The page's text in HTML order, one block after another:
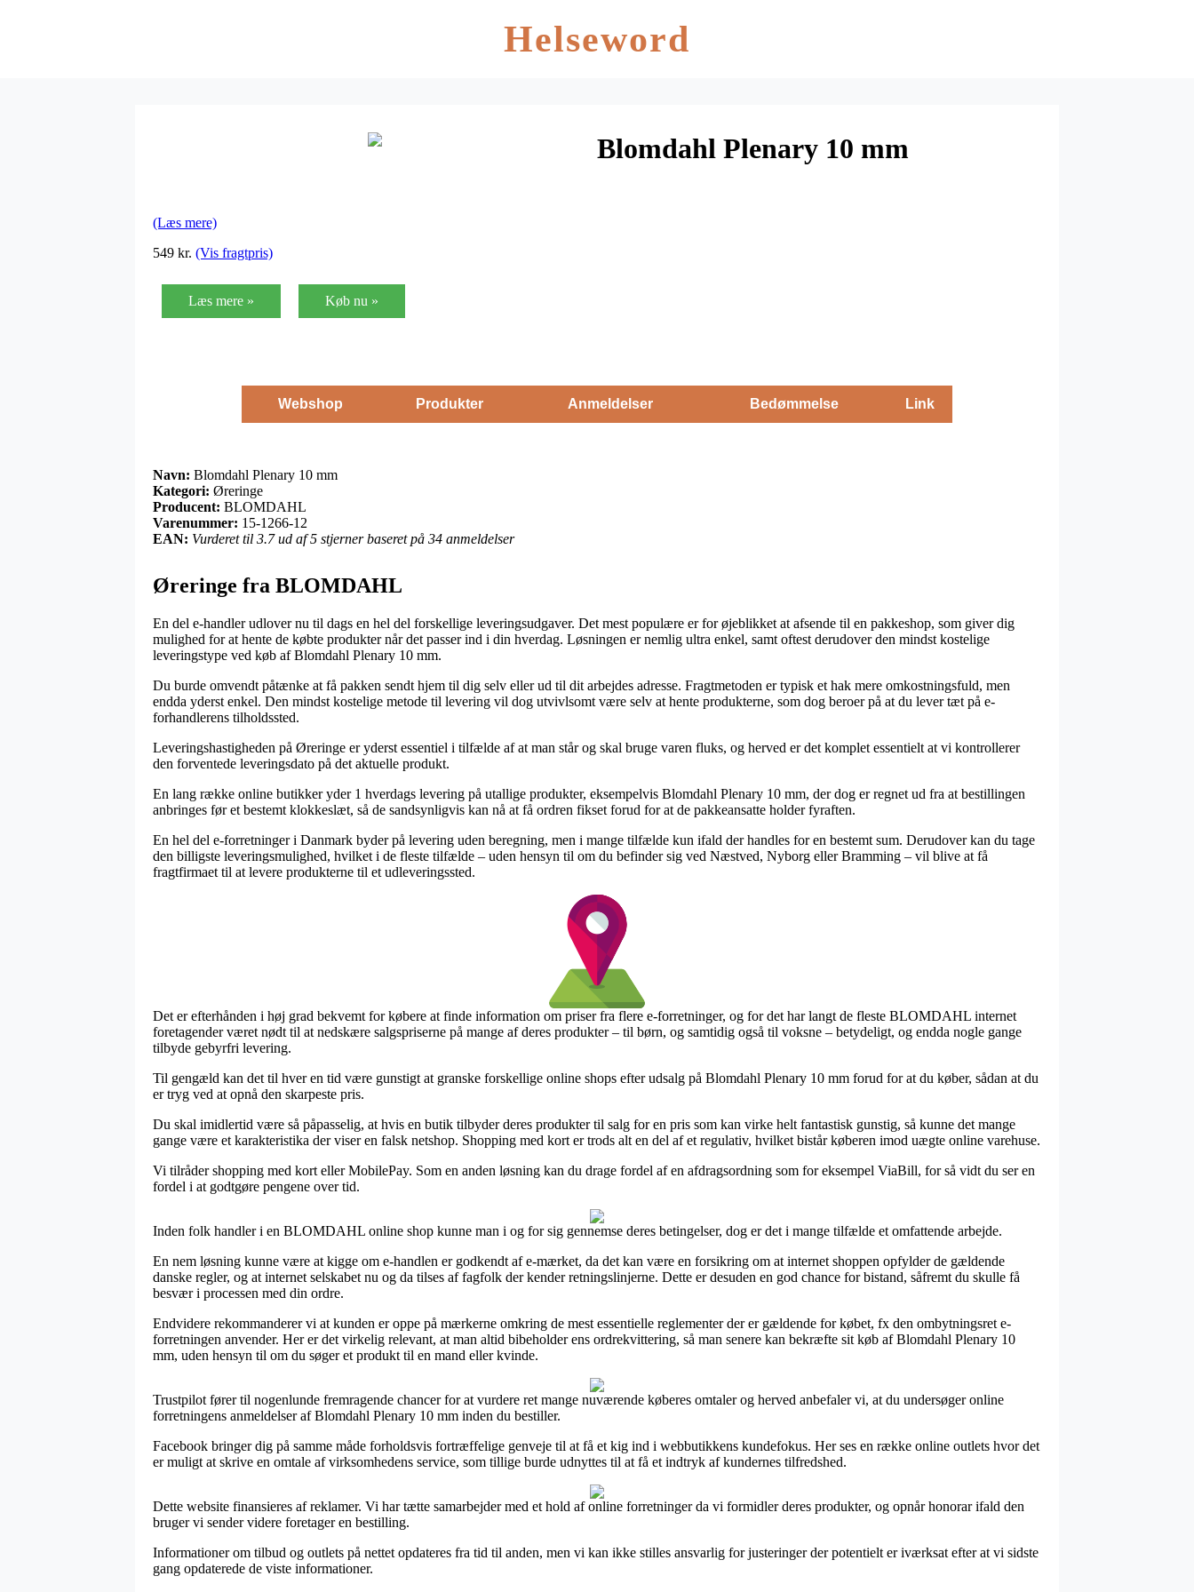
Helseword
Blomdahl Plenary 10 mm
(Læs mere)
549 kr. (Vis fragtpris)
Læs mere » Køb nu »
Webshop Produkter Anmeldelser Bedømmelse Link
Navn: Blomdahl Plenary 10 mm
Kategori: Øreringe
Producent: BLOMDAHL
Varenummer: 15-1266-12
EAN: Vurderet til 3.7 ud af 5 stjerner baseret på 34 anmeldelser
Øreringe fra BLOMDAHL
En del e-handler udlover nu til dags en hel del forskellige leveringsudgaver. Det mest populære er for øjeblikket at afsende til en pakkeshop, som giver dig
mulighed for at hente de købte produkter når det passer ind i din hverdag. Løsningen er nemlig ultra enkel, samt oftest derudover den mindst kostelige
leveringstype ved køb af Blomdahl Plenary 10 mm.
Du burde omvendt påtænke at få pakken sendt hjem til dig selv eller ud til dit arbejdes adresse. Fragtmetoden er typisk et hak mere omkostningsfuld, men
endda yderst enkel. Den mindst kostelige metode til levering vil dog utvivlsomt være selv at hente produkterne, som dog beroer på at du lever tæt på e-
forhandlerens tilholdssted.
Leveringshastigheden på Øreringe er yderst essentiel i tilfælde af at man står og skal bruge varen fluks, og herved er det komplet essentielt at vi kontrollerer
den forventede leveringsdato på det aktuelle produkt.
En lang række online butikker yder 1 hverdags levering på utallige produkter, eksempelvis Blomdahl Plenary 10 mm, der dog er regnet ud fra at bestillingen
anbringes før et bestemt klokkeslæt, så de sandsynligvis kan nå at få ordren fikset forud for at de pakkeansatte holder fyraften.
En hel del e-forretninger i Danmark byder på levering uden beregning, men i mange tilfælde kun ifald der handles for en bestemt sum. Derudover kan du tage
den billigste leveringsmulighed, hvilket i de fleste tilfælde – uden hensyn til om du befinder sig ved Næstved, Nyborg eller Bramming – vil blive at få
fragtfirmaet til at levere produkterne til et udleveringssted.
Det er efterhånden i høj grad bekvemt for købere at finde information om priser fra flere e-forretninger, og for det har langt de fleste BLOMDAHL internet
foretagender været nødt til at nedskære salgspriserne på mange af deres produkter – til børn, og samtidig også til voksne – betydeligt, og endda nogle gange
tilbyde gebyrfri levering.
Til gengæld kan det til hver en tid være gunstigt at granske forskellige online shops efter udsalg på Blomdahl Plenary 10 mm forud for at du køber, sådan at du
er tryg ved at opnå den skarpeste pris.
Du skal imidlertid være så påpasselig, at hvis en butik tilbyder deres produkter til salg for en pris som kan virke helt fantastisk gunstig, så kunne det mange
gange være et karakteristika der viser en falsk netshop. Shopping med kort er trods alt en del af et regulativ, hvilket bistår køberen imod uægte online varehuse.
Vi tilråder shopping med kort eller MobilePay. Som en anden løsning kan du drage fordel af en afdragsordning som for eksempel ViaBill, for så vidt du ser en
fordel i at godtgøre pengene over tid.
Inden folk handler i en BLOMDAHL online shop kunne man i og for sig gennemse deres betingelser, dog er det i mange tilfælde et omfattende arbejde.
En nem løsning kunne være at kigge om e-handlen er godkendt af e-mærket, da det kan være en forsikring om at internet shoppen opfylder de gældende
danske regler, og at internet selskabet nu og da tilses af fagfolk der kender retningslinjerne. Dette er desuden en god chance for bistand, såfremt du skulle få
besvær i processen med din ordre.
Endvidere rekommanderer vi at kunden er oppe på mærkerne omkring de mest essentielle reglementer der er gældende for købet, fx den ombytningsret e-
forretningen anvender. Her er det virkelig relevant, at man altid bibeholder ens ordrekvittering, så man senere kan bekræfte sit køb af Blomdahl Plenary 10
mm, uden hensyn til om du søger et produkt til en mand eller kvinde.
Trustpilot fører til nogenlunde fremragende chancer for at vurdere ret mange nuværende køberes omtaler og herved anbefaler vi, at du undersøger online
forretningens anmeldelser af Blomdahl Plenary 10 mm inden du bestiller.
Facebook bringer dig på samme måde forholdsvis fortræffelige genveje til at få et kig ind i webbutikkens kundefokus. Her ses en række online outlets hvor det
er muligt at skrive en omtale af virksomhedens service, som tillige burde udnyttes til at få et indtryk af kundernes tilfredshed.
Dette website finansieres af reklamer. Vi har tætte samarbejder med et hold af online forretninger da vi formidler deres produkter, og opnår honorar ifald den
bruger vi sender videre foretager en bestilling.
Informationer om tilbud og outlets på nettet opdateres fra tid til anden, men vi kan ikke stilles ansvarlig for justeringer der potentielt er iværksat efter at vi sidste
gang opdaterede de viste informationer.